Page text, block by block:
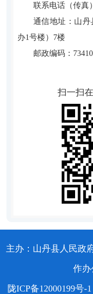
联系电话（传真
通信地址： 山丹
办1号楼）7楼
邮政编码：
扫一扫
主办：山丹县人民政
作办
陇ICP备12000199号-1